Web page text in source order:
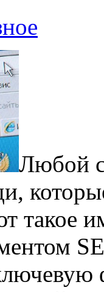
Любой
такое